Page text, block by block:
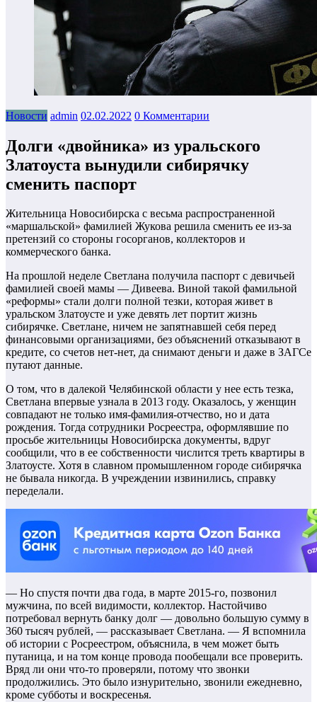
Новости admin 02.02.2022 0 Комментарии
Долги «двойника» из уральского
Златоуста вынудили сибирячку
сменить паспорт
Жительница Новосибирска с весьма распространенной
«маршальской» фамилией Жукова решила сменить ее из-за
претензий со стороны госорганов, коллекторов и
коммерческого банка.
На прошлой неделе Светлана получила паспорт с девичьей
фамилией своей мамы — Дивеева. Виной такой фамильной
«реформы» стали долги полной тезки, которая живет в
уральском Златоусте и уже девять лет портит жизнь
сибирячке. Светлане, ничем не запятнавшей себя перед
финансовыми организациями, без объяснений отказывают в
кредите, со счетов нет-нет, да снимают деньги и даже в ЗАГСе
путают данные.
О том, что в далекой Челябинской области у нее есть тезка,
Светлана впервые узнала в 2013 году. Оказалось, у женщин
совпадают не только имя-фамилия-отчество, но и дата
рождения. Тогда сотрудники Росреестра, оформлявшие по
просьбе жительницы Новосибирска документы, вдруг
сообщили, что в ее собственности числится треть квартиры в
Златоусте. Хотя в славном промышленном городе сибирячка
не бывала никогда. В учреждении извинились, справку
переделали.
— Но спустя почти два года, в марте 2015-го, позвонил
мужчина, по всей видимости, коллектор. Настойчиво
потребовал вернуть банку долг — довольно большую сумму в
360 тысяч рублей, — рассказывает Светлана. — Я вспомнила
об истории с Росреестром, объяснила, в чем может быть
путаница, и на том конце провода пообещали все проверить.
Вряд ли они что-то проверяли, потому что звонки
продолжились. Это было изнурительно, звонили ежедневно,
кроме субботы и воскресенья.